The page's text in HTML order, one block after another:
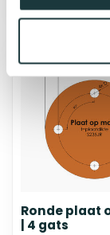
Ronde plaat
| 4 gats